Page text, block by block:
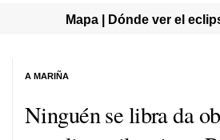
Mapa | Dónde ver el
Ninguén se libra da
A MARIÑA